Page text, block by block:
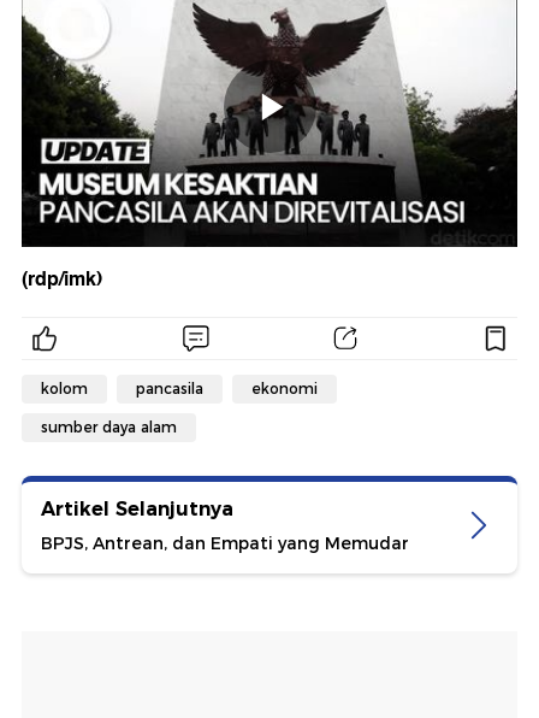
(rdp/imk)
kolom pancasila ekonomi
sumber daya alam
Artikel Selanjutnya
BPJS, Antrean, dan Empati yang Memudar